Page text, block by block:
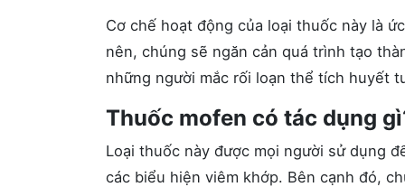
Cơ chế hoạt động của loại thuốc này là
nên, chúng sẽ ngăn cản quá trình tạo
những người mắc rối loạn thể tích huyết
Thuốc mofen có tác dụng
Loại thuốc này được mọi người sử dụng
các biểu hiện viêm khớp. Bên cạnh đó,